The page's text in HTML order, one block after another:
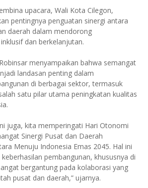
upacara, Wali Kota Cilegon,
pentingnya penguatan sinergi antara
daerah dalam mendorong
dan berkelanjutan.
menyampaikan bahwa semangat
landasan penting dalam
di berbagai sektor, termasuk
satu pilar utama peningkatan kualitas
juga, kita memperingati Hari Otonomi
Sinergi Pusat dan Daerah
Menuju Indonesia Emas 2045. Hal ini
pembangunan, khususnya di
bergantung pada kolaborasi yang
pusat dan daerah,” ujarnya.